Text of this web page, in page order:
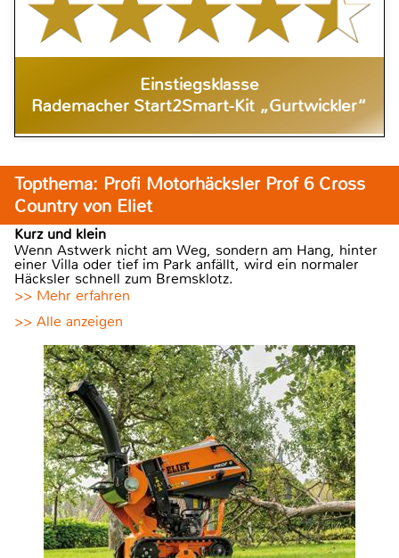
Einstiegsklasse
Rademacher Start2Smart-Kit „Gurtwickler“
Topthema: Profi Motorhäcksler Prof 6 Cross
Country von Eliet
Kurz und klein
Wenn Astwerk nicht am Weg, sondern am Hang, hinter
einer Villa oder tief im Park anfällt, wird ein normaler
Häcksler schnell zum Bremsklotz.
>> Mehr erfahren
>> Alle anzeigen